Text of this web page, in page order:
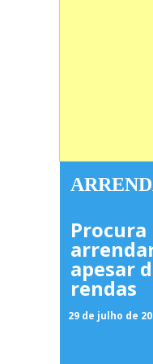
Procura
apesar
rendas
29 de julho de